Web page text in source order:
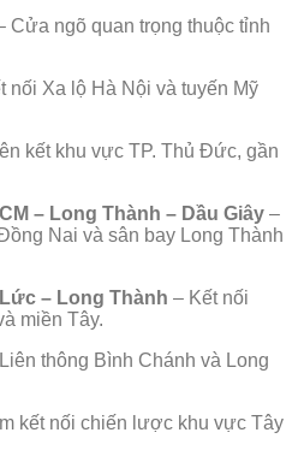
Cửa ngõ quan trọng thuộc tỉnh
nối Xa lộ Hà Nội và tuyến Mỹ
kết khu vực TP. Thủ Đức, gần
– Long Thành – Dầu Giây –
Nai và sân bay Long Thành
– Long Thành – Kết nối
miền Tây.
thông Bình Chánh và Long
kết nối chiến lược khu vực Tây